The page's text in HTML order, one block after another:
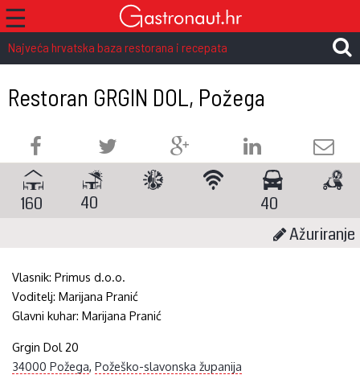
☰
Najveća hrvatska baza restorana i recepata
Restoran GRGIN DOL, Požega
160 40
40
Ažuriranje
Vlasnik:Primus d.o.o.
Voditelj:Marijana Pranić
Glavni kuhar:Marijana Pranić
Grgin Dol 20
34000 Požega,Požeško-slavonska županija